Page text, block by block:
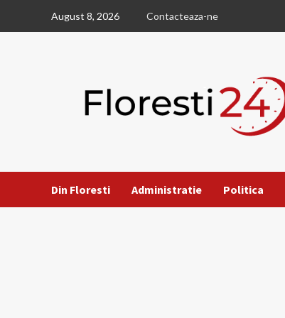
August 8, 2026 Contacteaza-ne
Din Floresti Administratie Politica